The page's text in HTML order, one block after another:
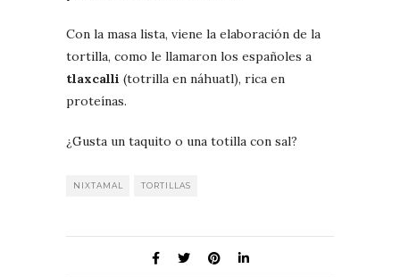
Con la masa lista, viene la elaboración de la
tortilla, como le llamaron los españoles a
tlaxcalli (totrilla en náhuatl), rica en
proteínas.
¿Gusta un taquito o una totilla con sal?
NIXTAMAL TORTILLAS